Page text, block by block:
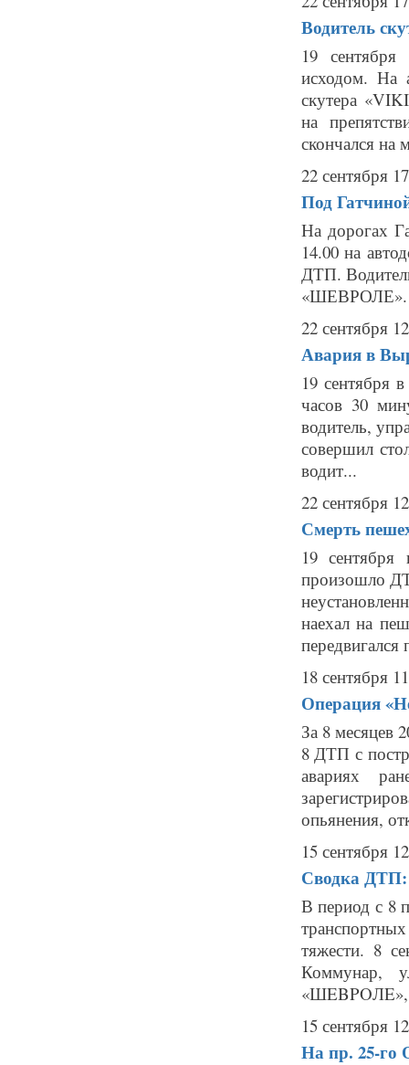
Водитель
19
исходом. На
скутера
на
скончался на
22 сентября
Под
На дорогах
14.00 на
ДТП.
«ШЕВРОЛЕ».
22 сентября
Авария в
19 сентября
часов 30
водитель,
совершил
водит...
22 сентября
Смерть
19
произошло
наехал на
передвигался
18 сентября
Операция
За 8 месяцев
8 ДТП с
авариях
опьянения,
15 сентября
Сводка ДТП:
В период с 8
тяжести. 8
Коммунар,
«ШEBPOЛE»,
15 сентября
На пр. 25-го